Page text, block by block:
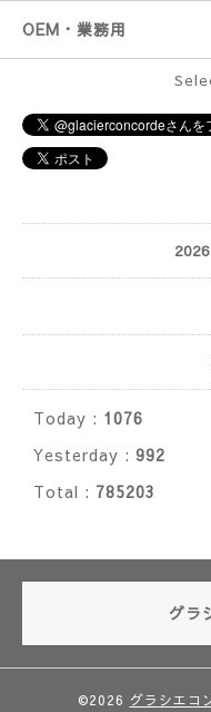
OEM・業務用
Today : 1076
Yesterday : 992
Total : 785203
グラ
©2026 グラシエコ